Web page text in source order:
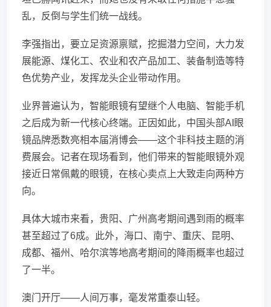
乱，反倒与学生们统一战线。
李强指出，要立足资源禀赋，挖掘潜力空间，大力发
展能源、煤化工、农业和农产品加工、装备制造等特
色优势产业，发挥龙头企业带动作用。
业界普遍认为，智能眼镜有望继个人电脑、智能手机
之后成为新一代核心终端。正因如此，中国头部AI眼
镜品牌悉数亮相本届消博会——这个非科技主题的消
费展会。记者在现场看到，他们带来的智能眼镜外观
接近日常佩戴的眼镜，在核心卖点上大致走向两种方
向。
具体大城市来看，贵阳、广州高考期间遇到雨的概率
甚至超过了6成。此外，海口、南宁、重庆、昆明、
成都、福州、哈尔滨等地高考期间的降雨概率也超过
了一半。
澳门开厅——人间万事，毫发常重泰山轻。